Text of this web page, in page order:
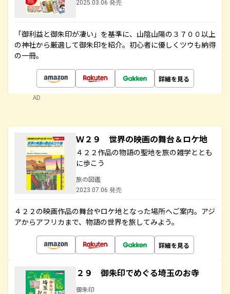
2025.03.06 発売
「御利益と御朱印が凄い」を基準に、山陰山陽の３７００以上
の神社から厳選して御朱印を紹介。初心者に優しくツウも納得
の一冊。
詳細を見る
AD
Ｗ２９ 世界の映画の舞台＆ロケ地
４２２作品の物語の聖地を旅の雑学ととも
に歩こう
旅の図鑑
2023.07.06 発売
４２２の映画作品の舞台やロケ地となった場所へご案内。アジ
アからアフリカまで、物語の世界を旅してみよう。
詳細を見る
２９ 御朱印でめぐる埼玉のお寺
御朱印